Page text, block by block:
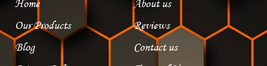
Home
About us
Our Products
Reviews
Blog
Contact us